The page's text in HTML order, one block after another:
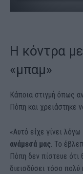
Η κόντρα
«μπαμ»
Κάποια στιγμή όπως
Πόπη και χρειάστηκε
«Αυτό είχε γίνει λόγω
ανάμεσά μας. Το
Πόπη δεν πίστευε
διεισδύσει τόσο